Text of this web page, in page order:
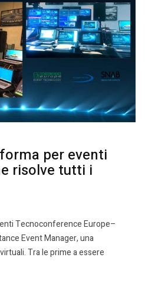
per eventi
risolve tutti i
Tecnoconference Europe–
Event Manager, una
Tra le prime a essere